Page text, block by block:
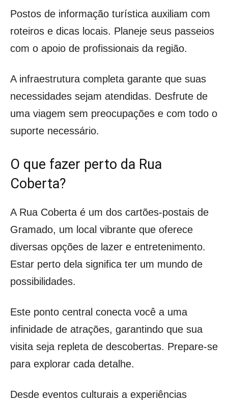
Postos de informação turística auxiliam com
roteiros e dicas locais. Planeje seus passeios
com o apoio de profissionais da região.
A infraestrutura completa garante que suas
necessidades sejam atendidas. Desfrute de
uma viagem sem preocupações e com todo o
suporte necessário.
O que fazer perto da Rua
Coberta?
A Rua Coberta é um dos cartões-postais de
Gramado, um local vibrante que oferece
diversas opções de lazer e entretenimento.
Estar perto dela significa ter um mundo de
possibilidades.
Este ponto central conecta você a uma
infinidade de atrações, garantindo que sua
visita seja repleta de descobertas. Prepare-se
para explorar cada detalhe.
Desde eventos culturais a experiências